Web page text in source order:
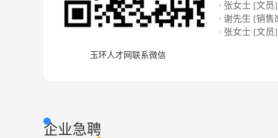
玉环人才网联系微信
· 张女士 [文员]
· 谢先生 [销售
· 张女士 [文员]
企业急聘